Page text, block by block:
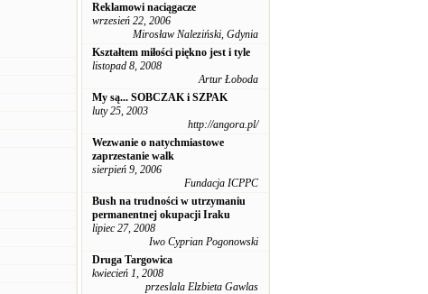
Reklamowi naciągacze
wrzesień 22, 2006
Mirosław Naleziński, Gdynia
Kształtem miłości piękno jest i tyle
listopad 8, 2008
Artur Łoboda
My są... SOBCZAK i SZPAK
luty 25, 2003
http://angora.pl/
Wezwanie o natychmiastowe
zaprzestanie walk
sierpień 9, 2006
Fundacja ICPPC
Bush na trudności w utrzymaniu
permanentnej okupacji Iraku
lipiec 27, 2008
Iwo Cyprian Pogonowski
Druga Targowica
kwiecień 1, 2008
przeslala Elzbieta Gawlas